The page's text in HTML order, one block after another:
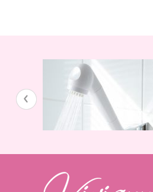
地球の恵みを シャワー